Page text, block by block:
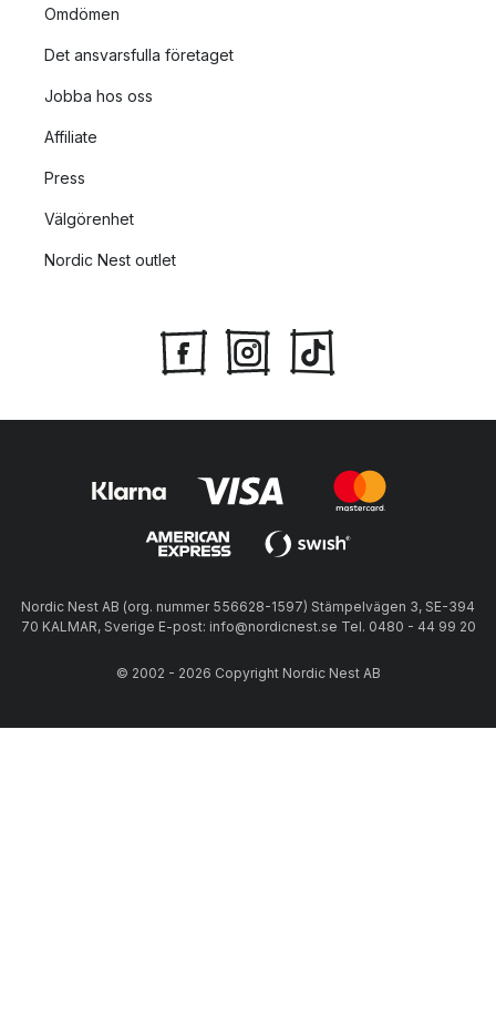
Omdömen
Det ansvarsfulla företaget
Jobba hos oss
Affiliate
Press
Välgörenhet
Nordic Nest outlet
Nordic Nest AB (org. nummer 556628-1597) Stämpelvägen 3, SE-394
70 KALMAR, Sverige E-post: info@nordicnest.se Tel. 0480 - 44 99 20
© 2002 - 2026 Copyright Nordic Nest AB